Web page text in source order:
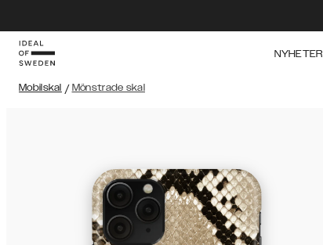
NYHETER
Mobilskal / Mönstrade skal